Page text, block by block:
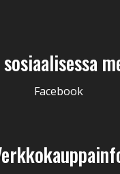
Facebook